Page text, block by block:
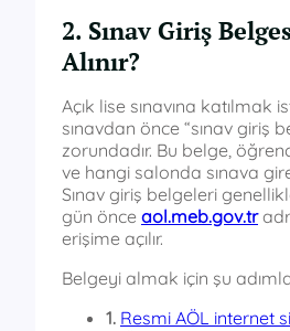
2. Sınav Giriş
Alınır?
Açık lise sınavına katılmak
sınavdan önce “sınav giriş
zorundadır. Bu belge,
ve hangi salonda sınava
Sınav giriş belgeleri
gün önce aol.meb.gov.tr
erişime açılır.
Belgeyi almak için şu
1. Resmi AÖL internet